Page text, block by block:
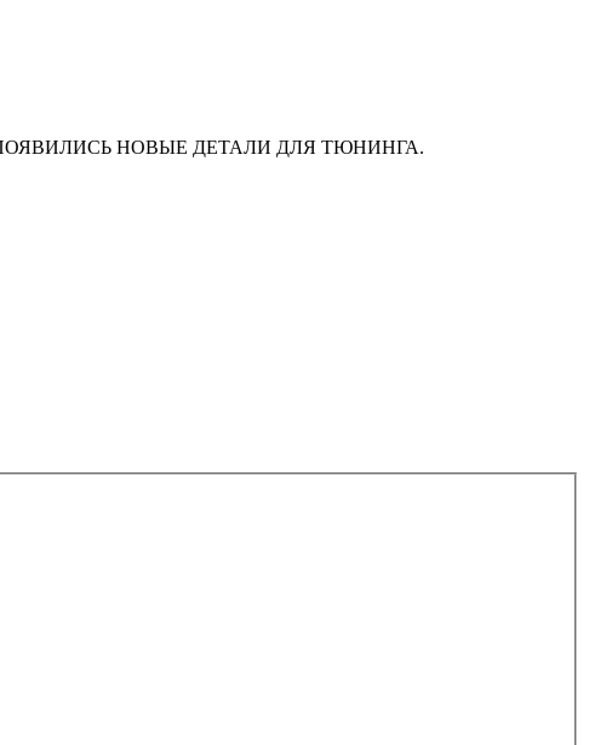
НАС ПОЯВИЛИСЬ НОВЫЕ ДЕТАЛИ ДЛЯ ТЮНИНГА.